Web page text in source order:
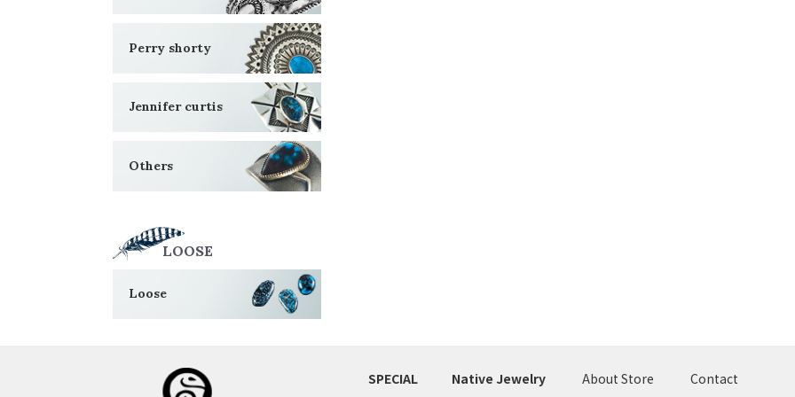
Perry shorty
Jennifer curtis
Others
LOOSE
Loose
SPECIAL
Native Jewelry
About Store
Contact